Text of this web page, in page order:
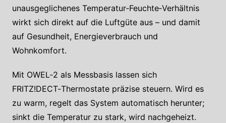
unausgeglichenes Temperatur‑Feuchte‑Verhältnis
wirkt sich direkt auf die Luftgüte aus – und damit
auf Gesundheit, Energieverbrauch und
Wohnkomfort.
Mit OWEL‑2 als Messbasis lassen sich
FRITZ!DECT‑Thermostate präzise steuern. Wird es
zu warm, regelt das System automatisch herunter;
sinkt die Temperatur zu stark, wird nachgeheizt.